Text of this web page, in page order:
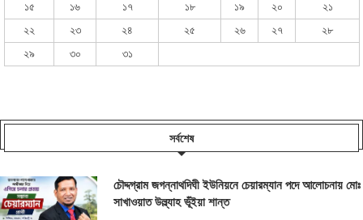
১৫
১৬ ১৭ ১৮ ১৯ ২০
২১
২২
২৩ ২৪ ২৫ ২৬ ২৭
২৮
২৯
৩০ ৩১
সর্বশেষ
চৌদ্দগ্রাম জগন্নাথদিঘী ইউনিয়নে চেয়ারম্যান পদে আলোচনায় মোঃ
সাখাওয়াত উল্ল্যাহ ভূঁইয়া শান্ত